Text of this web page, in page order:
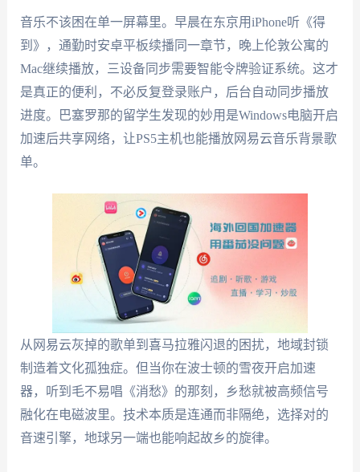
音乐不该困在单一屏幕里。早晨在东京用iPhone听《得
到》，通勤时安卓平板续播同一章节，晚上伦敦公寓的
Mac继续播放，三设备同步需要智能令牌验证系统。这才
是真正的便利，不必反复登录账户，后台自动同步播放
进度。巴塞罗那的留学生发现的妙用是Windows电脑开启
加速后共享网络，让PS5主机也能播放网易云音乐背景歌
单。
从网易云灰掉的歌单到喜马拉雅闪退的困扰，地域封锁
制造着文化孤独症。但当你在波士顿的雪夜开启加速
器，听到毛不易唱《消愁》的那刻，乡愁就被高频信号
融化在电磁波里。技术本质是连通而非隔绝，选择对的
音速引擎，地球另一端也能响起故乡的旋律。